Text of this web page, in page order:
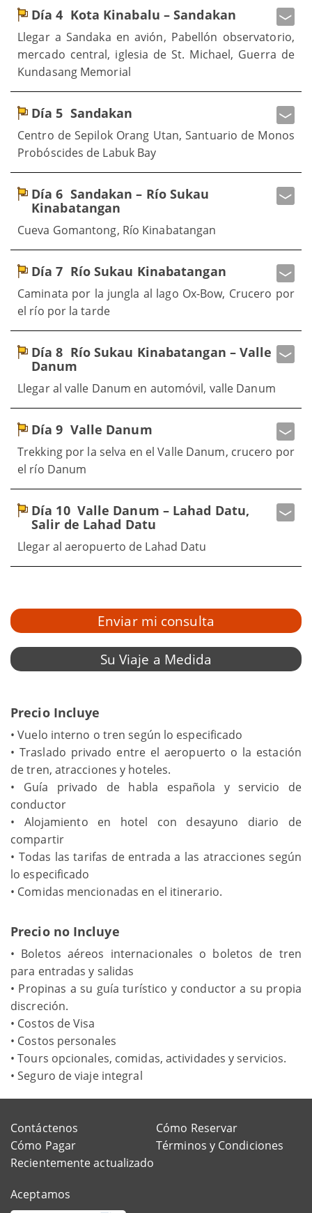
Día 4 Kota Kinabalu – Sandakan
Llegar a Sandaka en avión, Pabellón observatorio,
mercado central, iglesia de St. Michael, Guerra de
Kundasang Memorial
Día 5 Sandakan
Centro de Sepilok Orang Utan, Santuario de Monos
Probóscides de Labuk Bay
Día 6 Sandakan – Río Sukau
Kinabatangan
Cueva Gomantong, Río Kinabatangan
Día 7 Río Sukau Kinabatangan
Caminata por la jungla al lago Ox-Bow, Crucero por
el río por la tarde
Día 8 Río Sukau Kinabatangan – Valle
Danum
Llegar al valle Danum en automóvil, valle Danum
Día 9 Valle Danum
Trekking por la selva en el Valle Danum, crucero por
el río Danum
Día 10 Valle Danum – Lahad Datu,
Salir de Lahad Datu
Llegar al aeropuerto de Lahad Datu
Enviar mi consulta
Su Viaje a Medida
Precio Incluye
• Vuelo interno o tren según lo especificado
• Traslado privado entre el aeropuerto o la estación
de tren, atracciones y hoteles.
• Guía privado de habla española y servicio de
conductor
• Alojamiento en hotel con desayuno diario de
compartir
• Todas las tarifas de entrada a las atracciones según
lo especificado
• Comidas mencionadas en el itinerario.
Precio no Incluye
• Boletos aéreos internacionales o boletos de tren
para entradas y salidas
• Propinas a su guía turístico y conductor a su propia
discreción.
• Costos de Visa
• Costos personales
• Tours opcionales, comidas, actividades y servicios.
• Seguro de viaje integral
Contáctenos
Cómo Reservar
Cómo Pagar
Términos y Condiciones
Recientemente actualizado
Aceptamos